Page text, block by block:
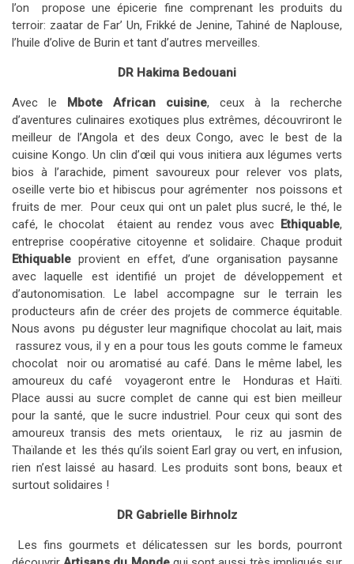
l’on propose une épicerie fine comprenant les produits du
terroir: zaatar de Far’ Un, Frikké de Jenine, Tahiné de Naplouse,
l’huile d’olive de Burin et tant d’autres merveilles.
DR Hakima Bedouani
Avec le Mbote African cuisine, ceux à la recherche
d’aventures culinaires exotiques plus extrêmes, découvriront le
meilleur de l’Angola et des deux Congo, avec le best de la
cuisine Kongo. Un clin d’œil qui vous initiera aux légumes verts
bios à l’arachide, piment savoureux pour relever vos plats,
oseille verte bio et hibiscus pour agrémenter nos poissons et
fruits de mer. Pour ceux qui ont un palet plus sucré, le thé, le
café, le chocolat étaient au rendez vous avec Ethiquable,
entreprise coopérative citoyenne et solidaire. Chaque produit
Ethiquable provient en effet, d’une organisation paysanne
avec laquelle est identifié un projet de développement et
d’autonomisation. Le label accompagne sur le terrain les
producteurs afin de créer des projets de commerce équitable.
Nous avons pu déguster leur magnifique chocolat au lait, mais
rassurez vous, il y en a pour tous les gouts comme le fameux
chocolat noir ou aromatisé au café. Dans le même label, les
amoureux du café voyageront entre le Honduras et Haïti.
Place aussi au sucre complet de canne qui est bien meilleur
pour la santé, que le sucre industriel. Pour ceux qui sont des
amoureux transis des mets orientaux, le riz au jasmin de
Thaïlande et les thés qu’ils soient Earl gray ou vert, en infusion,
rien n’est laissé au hasard. Les produits sont bons, beaux et
surtout solidaires !
DR Gabrielle Birhnolz
Les fins gourmets et délicatessen sur les bords, pourront